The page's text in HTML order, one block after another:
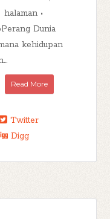
halaman •
Dunia
kehidupan
Read More
Twitter
Digg